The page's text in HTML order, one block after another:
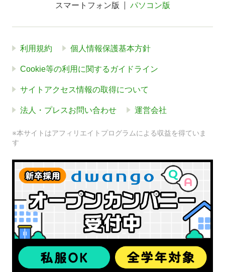
スマートフォン版 パソコン版
利用規約 個人情報保護基本方針
Cookie等の利用に関するガイドライン
サイトアクセス情報の取得について
法人・プレスお問い合わせ 運営会社
※本サイトはアフィリエイトプログラムによる収益を得ていま
す